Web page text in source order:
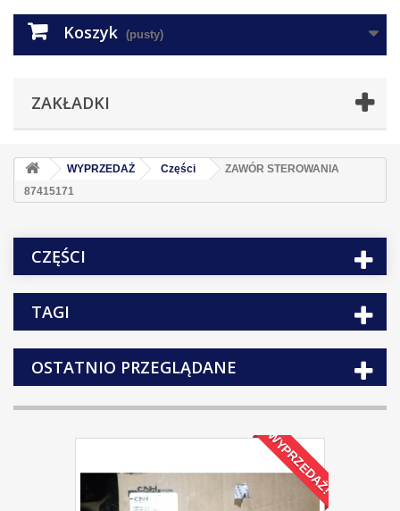
Koszyk (pusty)
ZAKŁADKI
WYPRZEDAŻ Części
ZAWÓR STEROWANIA
87415171
CZĘŚCI
TAGI
OSTATNIO PRZEGLĄDANE
WYPRZEDAŻ!